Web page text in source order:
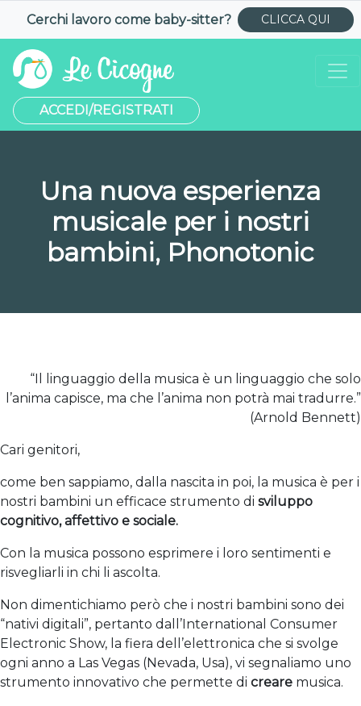
Cerchi lavoro come baby-sitter? CLICCA QUI
ACCEDI/REGISTRATI
Una nuova esperienza
musicale per i nostri
bambini, Phonotonic
“Il linguaggio della musica è un linguaggio che solo
l’anima capisce, ma che l’anima non potrà mai tradurre.”
(Arnold Bennett)
Cari genitori,
come ben sappiamo, dalla nascita in poi, la musica è per i
nostri bambini un efficace strumento di sviluppo
cognitivo, affettivo e sociale.
Con la musica possono esprimere i loro sentimenti e
risvegliarli in chi li ascolta.
Non dimentichiamo però che i nostri bambini sono dei
“nativi digitali”, pertanto dall’International Consumer
Electronic Show, la fiera dell’elettronica che si svolge
ogni anno a Las Vegas (Nevada, Usa), vi segnaliamo uno
strumento innovativo che permette di creare musica.